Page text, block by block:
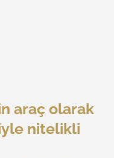
araç olarak
nitelikli